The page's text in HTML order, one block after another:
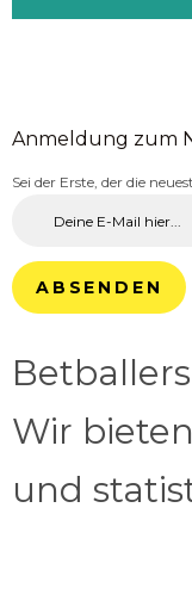
Anmeldung zum
Sei der Erste, der die
ABSENDEN
Wir
und